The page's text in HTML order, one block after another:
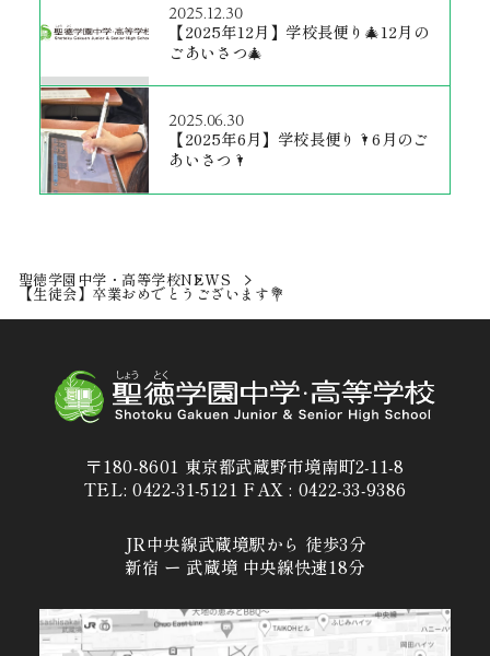
2025.12.30
【2025年12月】学校長便り🎄12月の
ごあいさつ🎄
2025.06.30
【2025年6月】学校長便り🌂6月のご
あいさつ🌂
聖徳学園中学・高等学校NEWS
【生徒会】卒業おめでとうございます💐
〒180-8601 東京都武蔵野市境南町2-11-8
TEL: 0422-31-5121 FAX : 0422-33-9386
JR中央線武蔵境駅から 徒歩3分
新宿 ー 武蔵境 中央線快速18分